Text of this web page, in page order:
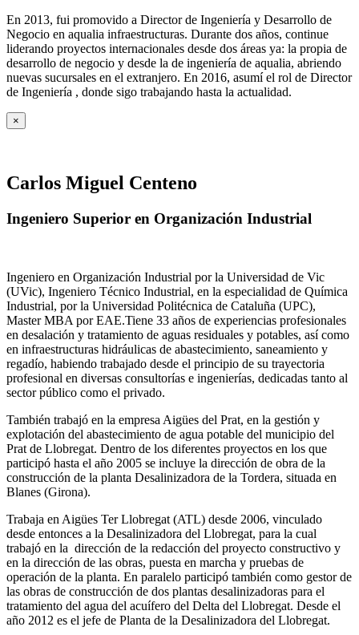
En 2013, fui promovido a Director de Ingeniería y Desarrollo de
Negocio en aqualia infraestructuras. Durante dos años, continue
liderando proyectos internacionales desde dos áreas ya: la propia de
desarrollo de negocio y desde la de ingeniería de aqualia, abriendo
nuevas sucursales en el extranjero. En 2016, asumí el rol de Director
de Ingeniería , donde sigo trabajando hasta la actualidad.
×
Carlos Miguel Centeno
Ingeniero Superior en Organización Industrial
Ingeniero en Organización Industrial por la Universidad de Vic
(UVic), Ingeniero Técnico Industrial, en la especialidad de Química
Industrial, por la Universidad Politécnica de Cataluña (UPC),
Master MBA por EAE.Tiene 33 años de experiencias profesionales
en desalación y tratamiento de aguas residuales y potables, así como
en infraestructuras hidráulicas de abastecimiento, saneamiento y
regadío, habiendo trabajado desde el principio de su trayectoria
profesional en diversas consultorías e ingenierías, dedicadas tanto al
sector público como el privado.
También trabajó en la empresa Aigües del Prat, en la gestión y
explotación del abastecimiento de agua potable del municipio del
Prat de Llobregat. Dentro de los diferentes proyectos en los que
participó hasta el año 2005 se incluye la dirección de obra de la
construcción de la planta Desalinizadora de la Tordera, situada en
Blanes (Girona).
Trabaja en Aigües Ter Llobregat (ATL) desde 2006, vinculado
desde entonces a la Desalinizadora del Llobregat, para la cual
trabajó en la dirección de la redacción del proyecto constructivo y
en la dirección de las obras, puesta en marcha y pruebas de
operación de la planta. En paralelo participó también como gestor de
las obras de construcción de dos plantas desalinizadoras para el
tratamiento del agua del acuífero del Delta del Llobregat. Desde el
año 2012 es el jefe de Planta de la Desalinizadora del Llobregat.